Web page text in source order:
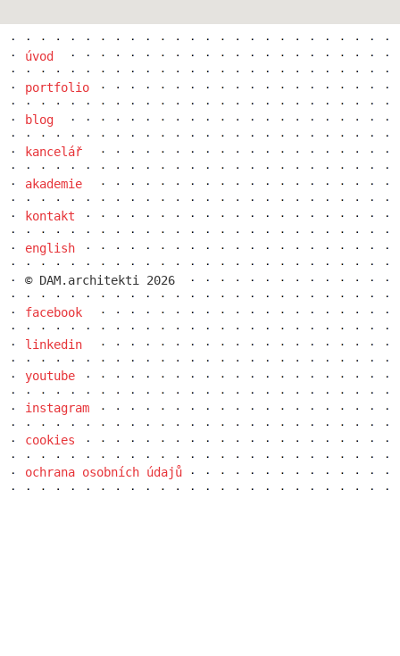
úvod
portfolio
blog
kancelář
akademie
kontakt
english
© DAM.architekti 2026
facebook
linkedin
youtube
instagram
cookies
ochrana osobních údajů